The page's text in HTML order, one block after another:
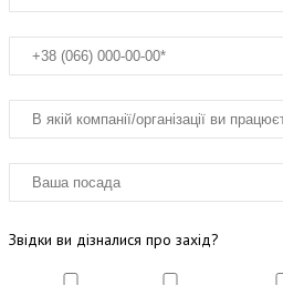
Звідки ви дізналися про захід?